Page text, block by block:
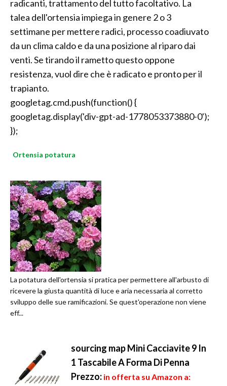
radicanti, trattamento del tutto facoltativo. La
talea dell'ortensia impiega in genere 2 o 3
settimane per mettere radici, processo coadiuvato
da un clima caldo e da una posizione al riparo dai
venti. Se tirando il rametto questo oppone
resistenza, vuol dire che è radicato e pronto per il
trapianto.
googletag.cmd.push(function() {
googletag.display('div-gpt-ad-1778053373880-0');
});
Ortensia potatura
La potatura dell'ortensia si pratica per permettere all'arbusto di
ricevere la giusta quantità di luce e aria necessaria al corretto
sviluppo delle sue ramificazioni. Se quest'operazione non viene
eff...
sourcing map Mini Cacciavite 9 In
1 Tascabile A Forma Di Penna
Prezzo: in offerta su Amazon a: